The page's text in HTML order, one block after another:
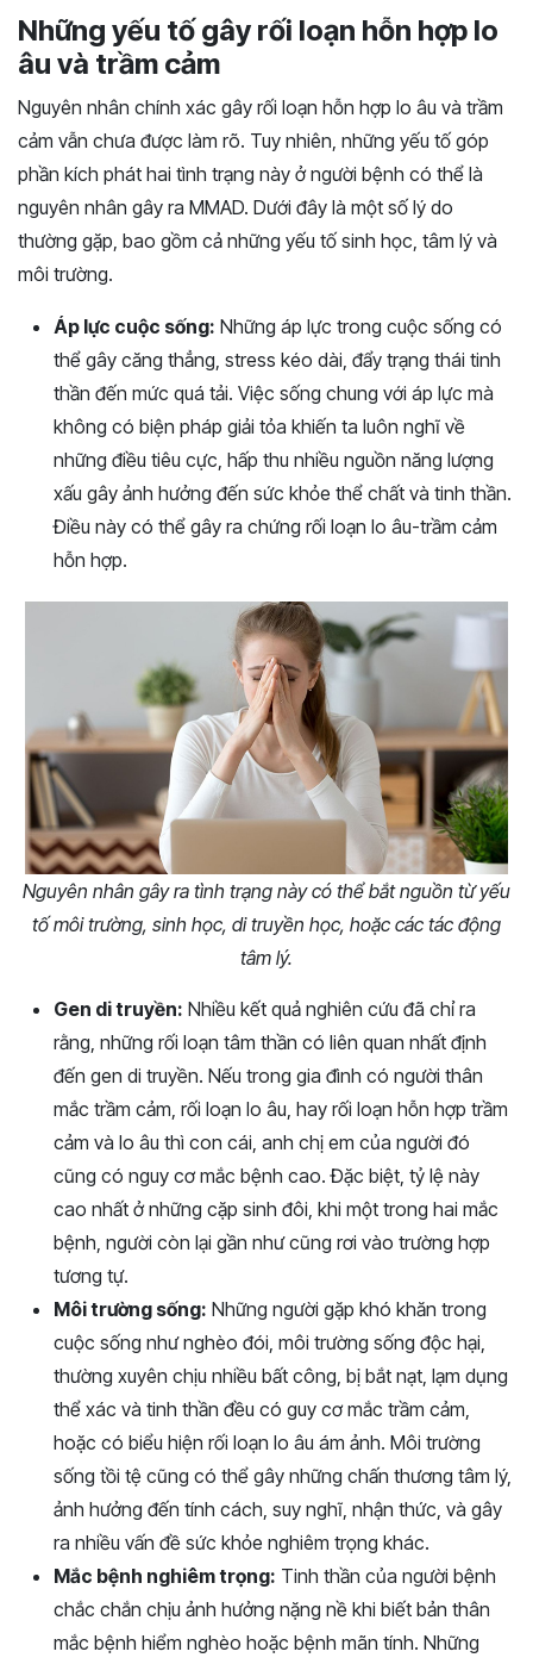
Những yếu tố gây rối loạn hỗn hợp lo
âu và trầm cảm
Nguyên nhân chính xác gây rối loạn hỗn hợp lo âu và trầm
cảm vẫn chưa được làm rõ. Tuy nhiên, những yếu tố góp
phần kích phát hai tình trạng này ở người bệnh có thể là
nguyên nhân gây ra MMAD. Dưới đây là một số lý do
thường gặp, bao gồm cả những yếu tố sinh học, tâm lý và
môi trường.
Áp lực cuộc sống: Những áp lực trong cuộc sống có
thể gây căng thẳng, stress kéo dài, đẩy trạng thái tinh
thần đến mức quá tải. Việc sống chung với áp lực mà
không có biện pháp giải tỏa khiến ta luôn nghĩ về
những điều tiêu cực, hấp thu nhiều nguồn năng lượng
xấu gây ảnh hưởng đến sức khỏe thể chất và tinh thần.
Điều này có thể gây ra chứng rối loạn lo âu-trầm cảm
hỗn hợp.
Nguyên nhân gây ra tình trạng này có thể bắt nguồn từ yếu
tố môi trường, sinh học, di truyền học, hoặc các tác động
tâm lý.
Gen di truyền: Nhiều kết quả nghiên cứu đã chỉ ra
rằng, những rối loạn tâm thần có liên quan nhất định
đến gen di truyền. Nếu trong gia đình có người thân
mắc trầm cảm, rối loạn lo âu, hay rối loạn hỗn hợp trầm
cảm và lo âu thì con cái, anh chị em của người đó
cũng có nguy cơ mắc bệnh cao. Đặc biệt, tỷ lệ này
cao nhất ở những cặp sinh đôi, khi một trong hai mắc
bệnh, người còn lại gần như cũng rơi vào trường hợp
tương tự.
Môi trường sống: Những người gặp khó khăn trong
cuộc sống như nghèo đói, môi trường sống độc hại,
thường xuyên chịu nhiều bất công, bị bắt nạt, lạm dụng
thể xác và tinh thần đều có guy cơ mắc trầm cảm,
hoặc có biểu hiện rối loạn lo âu ám ảnh. Môi trường
sống tồi tệ cũng có thể gây những chấn thương tâm lý,
ảnh hưởng đến tính cách, suy nghĩ, nhận thức, và gây
ra nhiều vấn đề sức khỏe nghiêm trọng khác.
Mắc bệnh nghiêm trọng: Tinh thần của người bệnh
chắc chắn chịu ảnh hưởng nặng nề khi biết bản thân
mắc bệnh hiểm nghèo hoặc bệnh mãn tính. Những